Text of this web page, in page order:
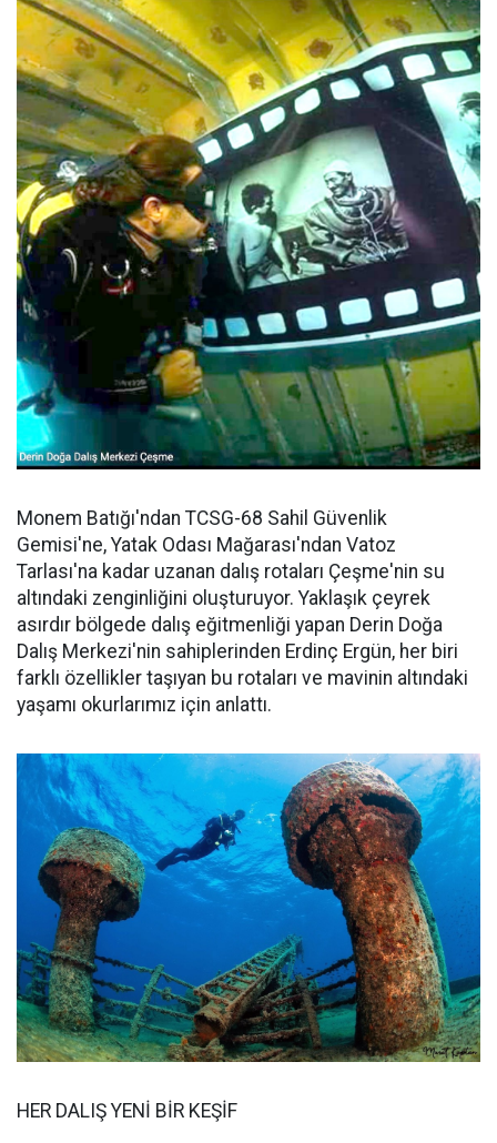
Monem Batığı'ndan TCSG-68 Sahil Güvenlik
Gemisi'ne, Yatak Odası Mağarası'ndan Vatoz
Tarlası'na kadar uzanan dalış rotaları Çeşme'nin su
altındaki zenginliğini oluşturuyor. Yaklaşık çeyrek
asırdır bölgede dalış eğitmenliği yapan Derin Doğa
Dalış Merkezi'nin sahiplerinden Erdinç Ergün, her biri
farklı özellikler taşıyan bu rotaları ve mavinin altındaki
yaşamı okurlarımız için anlattı.
HER DALIŞ YENİ BİR KEŞİF